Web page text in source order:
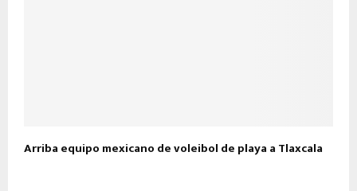
Arriba equipo mexicano de voleibol de playa a Tlaxcala